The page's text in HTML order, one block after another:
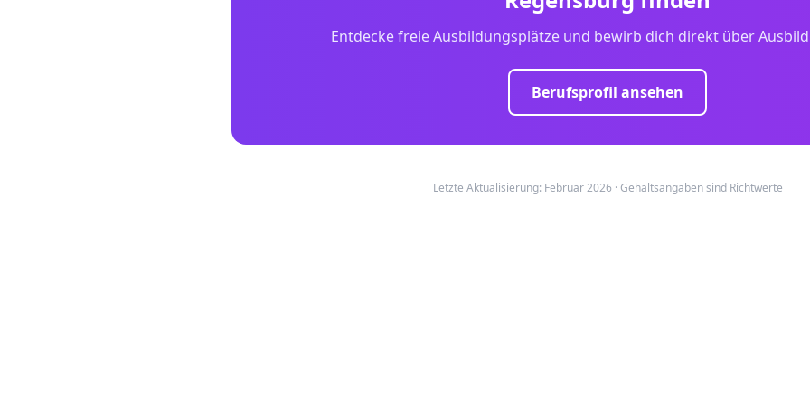
Entdecke freie Ausbildungsplätze und bewirb dich direkt über
Berufsprofil ansehen
Letzte Aktualisierung: Februar 2026 · Gehaltsangaben sind Richtwerte